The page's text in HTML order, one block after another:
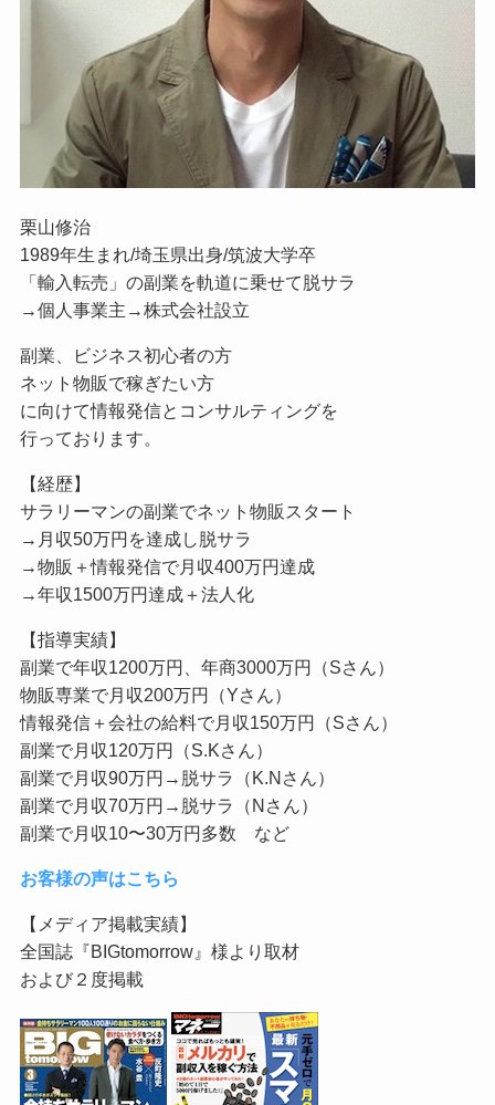
栗山修治
1989年生まれ/埼玉県出身/筑波大学卒
「輸入転売」の副業を軌道に乗せて脱サラ
→個人事業主→株式会社設立
副業、ビジネス初心者の方
ネット物販で稼ぎたい方
に向けて情報発信とコンサルティングを
行っております。
【経歴】
サラリーマンの副業でネット物販スタート
→月収50万円を達成し脱サラ
→物販＋情報発信で月収400万円達成
→年収1500万円達成＋法人化
【指導実績】
副業で年収1200万円、年商3000万円（Sさん）
物販専業で月収200万円（Yさん）
情報発信＋会社の給料で月収150万円（Sさん）
副業で月収120万円（S.Kさん）
副業で月収90万円→脱サラ（K.Nさん）
副業で月収70万円→脱サラ（Nさん）
副業で月収10〜30万円多数 など
お客様の声はこちら
【メディア掲載実績】
全国誌『BIGtomorrow』様より取材
および２度掲載